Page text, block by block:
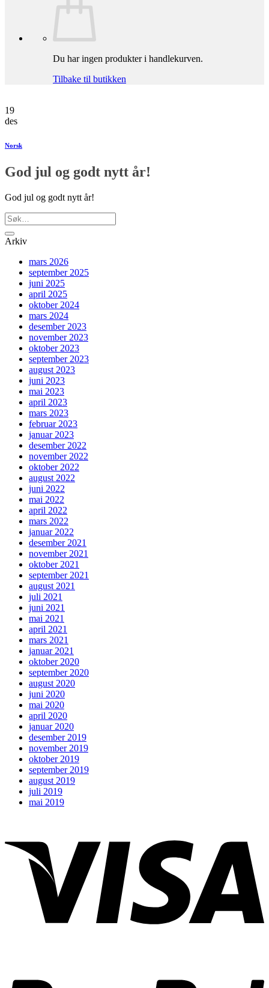
Du har ingen produkter i handlekurven.
Tilbake til butikken
19
des
Norsk
God jul og godt nytt år!
God jul og godt nytt år!
Arkiv
mars 2026
september 2025
juni 2025
april 2025
oktober 2024
mars 2024
desember 2023
november 2023
oktober 2023
september 2023
august 2023
juni 2023
mai 2023
april 2023
mars 2023
februar 2023
januar 2023
desember 2022
november 2022
oktober 2022
august 2022
juni 2022
mai 2022
april 2022
mars 2022
januar 2022
desember 2021
november 2021
oktober 2021
september 2021
august 2021
juli 2021
juni 2021
mai 2021
april 2021
mars 2021
januar 2021
oktober 2020
september 2020
august 2020
juni 2020
mai 2020
april 2020
januar 2020
desember 2019
november 2019
oktober 2019
september 2019
august 2019
juli 2019
mai 2019